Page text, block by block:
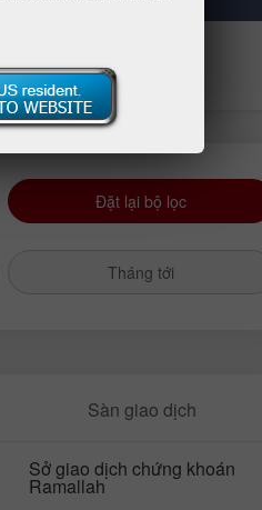
Nạp tiền gửi
Đặt lại bộ lọc
Tháng tới
Sàn giao dịch
Sở giao dịch chứng khoán
Ramallah